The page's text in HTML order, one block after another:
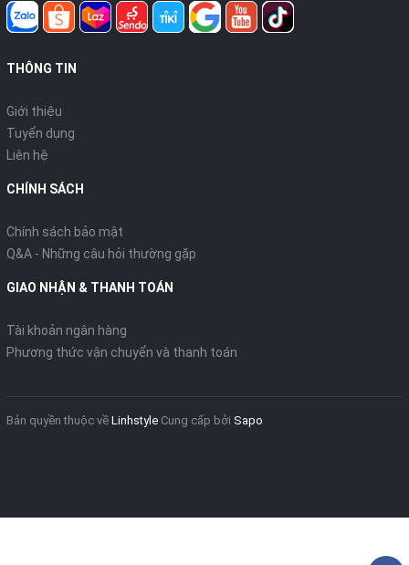
THÔNG TIN
Giới thiệu
Tuyển dụng
Liên hệ
CHÍNH SÁCH
Chính sách bảo mật
Q&A - Những câu hỏi thường gặp
GIAO NHẬN & THANH TOÁN
Tài khoản ngân hàng
Phương thức vận chuyển và thanh toán
Bản quyền thuộc về Linhstyle Cung cấp bởi Sapo